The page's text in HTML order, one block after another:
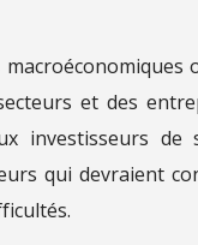
et des
investisseurs
qui devraient